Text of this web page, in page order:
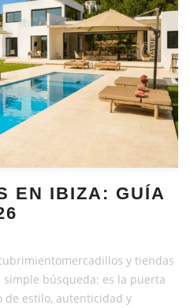
EN IBIZA: GUÍA
y tiendas
búsqueda: es la puerta
de estilo, autenticidad y